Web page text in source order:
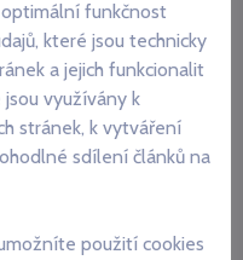
pečující rodiny ve
si spoustu…
30.07.2026
funkčnost
které jsou technicky
a jejich funkcionalit
využívány k
stránek, k vytváření
sdílení článků na
použití cookies